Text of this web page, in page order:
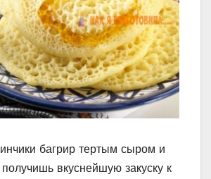
багрир тертым сыром и
вкуснейшую закуску к